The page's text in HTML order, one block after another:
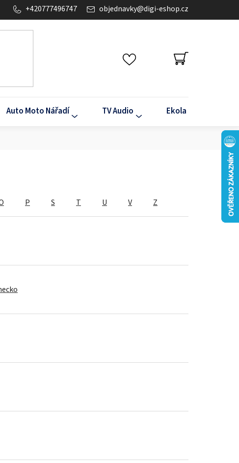
objednavky@digi-eshop.cz
+420777496747
NÁKUPNÍ
KOŠÍK
Auto Moto Nářadí TV Audio Ekola
P S T U V Z